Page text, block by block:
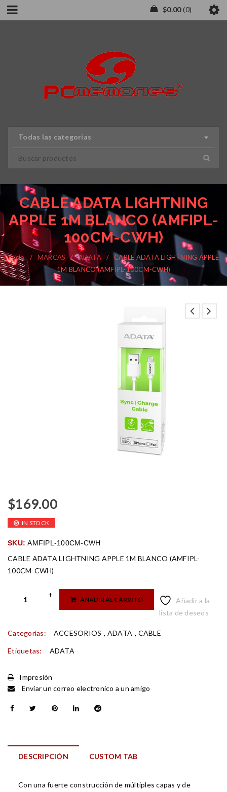
$0.00 0
Todas las categorias
CABLE ADATA LIGHTNING
APPLE 1M BLANCO (AMFIPL-
100CM-CWH)
Inicio / MARCAS / ADATA /
CABLE ADATA LIGHTNING APPLE
1M BLANCO (AMFIPL-100CM-CWH)
$169.00
IN STOCK
SKU:AMFIPL-100CM-CWH
CABLE ADATA LIGHTNING APPLE 1M BLANCO (AMFIPL-
100CM-CWH)
AÑADIR AL CARRITO
Añadir a la
lista de deseos
Categorías: ACCESORIOS , ADATA , CABLE
Etiquetas: ADATA
Impresión
Enviar un correo electronico a un amigo
DESCRIPCIÓN CUSTOM TAB
Con una fuerte construcción de múltiples capas y de